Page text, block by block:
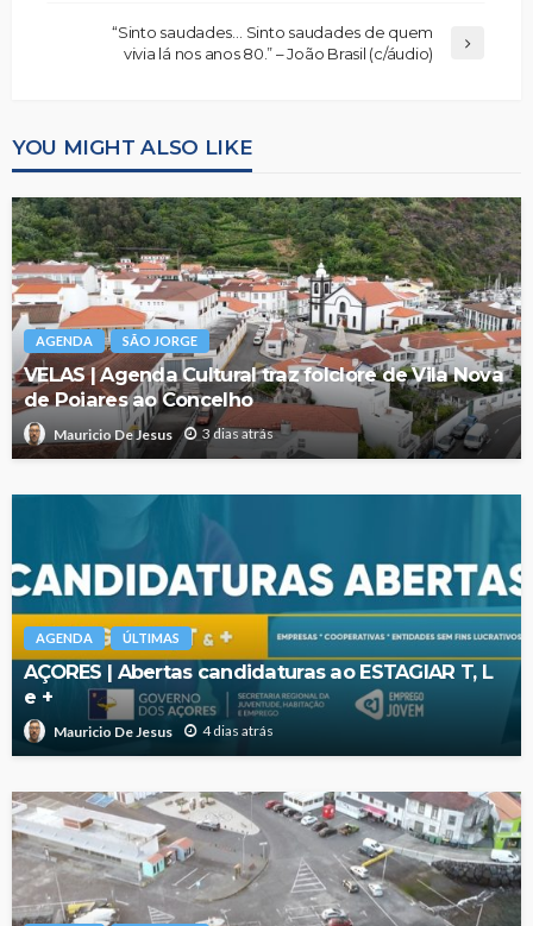
“Sinto saudades… Sinto saudades de quem
vivia lá nos anos 80.” – João Brasil (c/áudio)
YOU MIGHT ALSO LIKE
AGENDA SÃO JORGE
VELAS | Agenda Cultural traz folclore de Vila Nova
de Poiares ao Concelho
Mauricio De Jesus 3 dias atrás
AGENDA ÚLTIMAS
AÇORES | Abertas candidaturas ao ESTAGIAR T, L
e +
Mauricio De Jesus 4 dias atrás